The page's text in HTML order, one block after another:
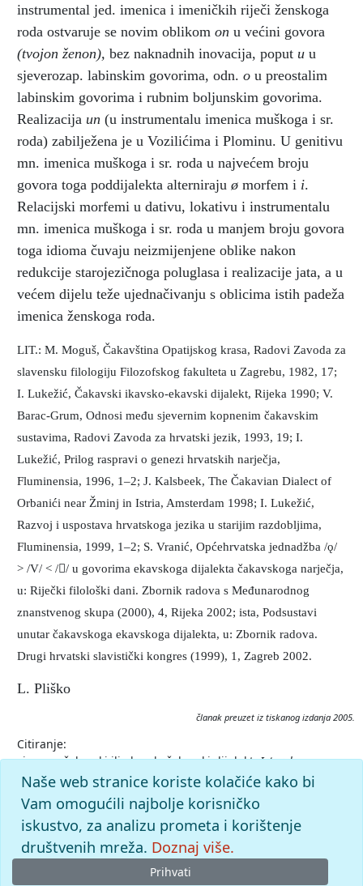
instrumental jed. imenica i imeničkih riječi ženskoga
roda ostvaruje se novim oblikom on u većini govora
(tvojon ženon), bez naknadnih inovacija, poput u u
sjeverozap. labinskim govorima, odn. o u preostalim
labinskim govorima i rubnim boljunskim govorima.
Realizacija un (u instrumentalu imenica muškoga i sr.
roda) zabilježena je u Vozilićima i Plominu. U genitivu
mn. imenica muškoga i sr. roda u najvećem broju
govora toga poddijalekta alterniraju ø morfem i i.
Relacijski morfemi u dativu, lokativu i instrumentalu
mn. imenica muškoga i sr. roda u manjem broju govora
toga idioma čuvaju neizmijenjene oblike nakon
redukcije starojezičnoga poluglasa i realizacije jata, a u
većem dijelu teže ujednačivanju s oblicima istih padeža
imenica ženskoga roda.
LIT.: M. Moguš, Čakavština Opatijskog krasa, Radovi Zavoda za
slavensku filologiju Filozofskog fakulteta u Zagrebu, 1982, 17;
I. Lukežić, Čakavski ikavsko-ekavski dijalekt, Rijeka 1990; V.
Barac-Grum, Odnosi među sjevernim kopnenim čakavskim
sustavima, Radovi Zavoda za hrvatski jezik, 1993, 19; I.
Lukežić, Prilog raspravi o genezi hrvatskih narječja,
Fluminensia, 1996, 1–2; J. Kalsbeek, The Čakavian Dialect of
Orbanići near Žminj in Istria, Amsterdam 1998; I. Lukežić,
Razvoj i uspostava hrvatskoga jezika u starijim razdobljima,
Fluminensia, 1999, 1–2; S. Vranić, Općehrvatska jednadžba /ǫ/
> /V/ < // u govorima ekavskoga dijalekta čakavskoga narječja,
u: Riječki filološki dani. Zbornik radova s Međunarodnog
znanstvenog skupa (2000), 4, Rijeka 2002; ista, Podsustavi
unutar čakavskoga ekavskoga dijalekta, u: Zbornik radova.
Drugi hrvatski slavistički kongres (1999), 1, Zagreb 2002.
L. Pliško
članak preuzet iz tiskanog izdanja 2005.
Citiranje:
sjevernočakavski ili ekavskočakavski dijalekt.Istarska
enciklopedija (2005), mrežno izdanje.Leksikografski zavod
Miroslav Krleža, 2026. Pristupljeno 7.8.2026.
<https://istra.lzmk.hr/clanak/sjevernocakavski-ili-
ekavskocakavski-dijalekt>.
Naše web stranice koriste kolačiće kako bi
Vam omogućili najbolje korisničko
iskustvo, za analizu prometa i korištenje
društvenih mreža. Doznaj više.
Prihvati